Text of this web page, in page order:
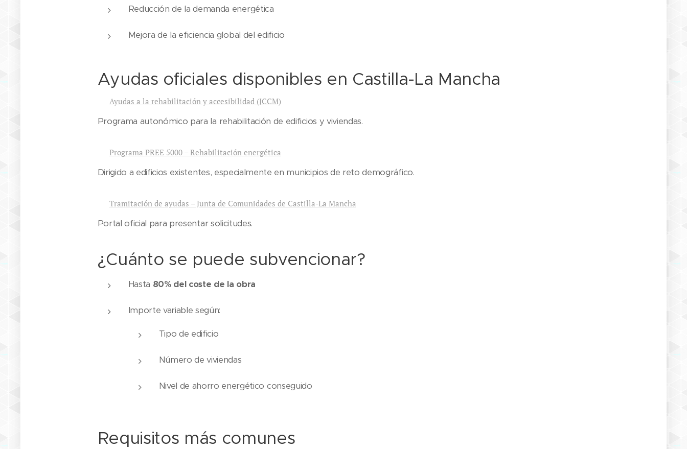
Reducción de la demanda energética
Mejora de la eficiencia global del edificio
Ayudas oficiales disponibles en Castilla-La Mancha
Ayudas a la rehabilitación y accesibilidad (JCCM)
Programa autonómico para la rehabilitación de edificios y viviendas.
Programa PREE 5000 – Rehabilitación energética
Dirigido a edificios existentes, especialmente en municipios de reto demográfico.
Tramitación de ayudas – Junta de Comunidades de Castilla-La Mancha
Portal oficial para presentar solicitudes.
¿Cuánto se puede subvencionar?
Hasta 80% del coste de la obra
Importe variable según:
Tipo de edificio
Número de viviendas
Nivel de ahorro energético conseguido
Requisitos más comunes